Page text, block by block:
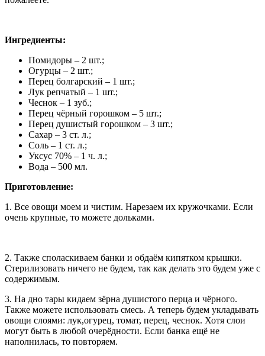
Ингредиенты:
Помидоры – 2 шт.;
Огурцы – 2 шт.;
Перец болгарский – 1 шт.;
Лук репчатый – 1 шт.;
Чеснок – 1 зуб.;
Перец чёрный горошком – 5 шт.;
Перец душистый горошком – 3 шт.;
Сахар – 3 ст. л.;
Соль – 1 ст. л.;
Уксус 70% – 1 ч. л.;
Вода – 500 мл.
Приготовление:
1. Все овощи моем и чистим. Нарезаем их кружочками. Если
очень крупные, то можете дольками.
2. Также споласкиваем банки и обдаём кипятком крышки.
Стерилизовать ничего не будем, так как делать это будем уже с
содержимым.
3. На дно тары кидаем зёрна душистого перца и чёрного.
Также можете использовать смесь. А теперь будем укладывать
овощи слоями: лук,огурец, томат, перец, чеснок. Хотя слои
могут быть в любой очерёдности. Если банка ещё не
наполнилась, то повторяем.